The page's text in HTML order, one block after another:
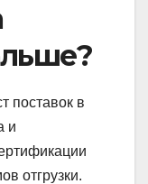
поставок в
и
отгрузки.